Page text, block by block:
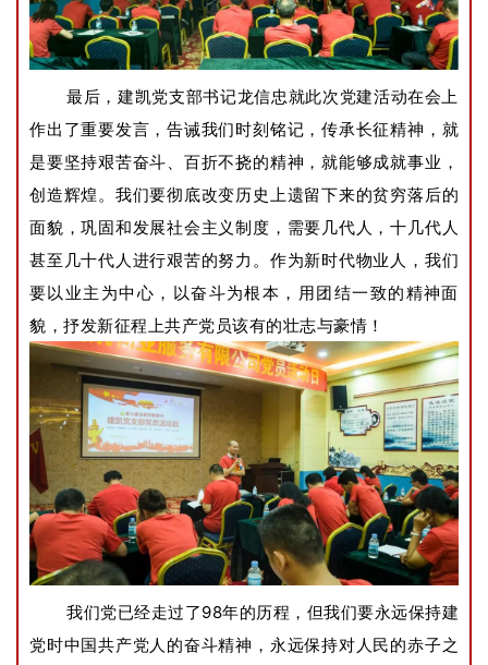
最后，建凯党支部书记龙信忠就此次党建活动在会上
作出了重要发言，告诫我们时刻铭记，传承长征精神，就
是要坚持艰苦奋斗、百折不挠的精神，就能够成就事业，
创造辉煌。 我们要彻底改变历史上遗留下来的贫穷落后的
面貌，巩固和发展社会主义制度，需要几代人，十几代人
甚至几十代人进行艰苦的努力。 作为新时代物业人， 我们
要以业主为中心，以奋斗为根本，用团结一致的精神面
貌，抒发新征程上共产党员该有的壮志与豪情！
我们党已经走过了98年的历程，但我们要永远保持建
党时中国共产党人的奋斗精神，永远保持对人民的赤子之